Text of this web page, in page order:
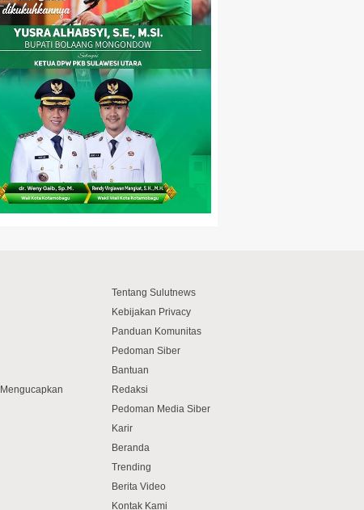
Tentang Sulutnews
Kebijakan Privacy
Panduan Komunitas
Pedoman Siber
Bantuan
Redaksi
Pedoman Media Siber
Karir
Beranda
Trending
Berita Video
Kontak Kami